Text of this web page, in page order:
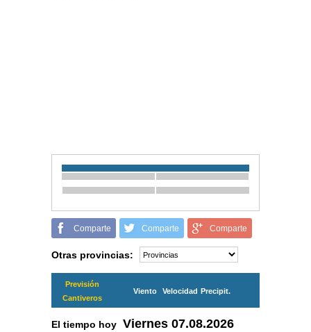
Comparte Comparte Comparte
Otras provincias:
Previsión
Cantiveros
Viento Velocidad Precipit.
El tiempo hoy Viernes 07.08.2026